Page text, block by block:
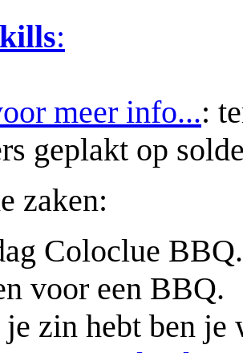
:
meer info...:
geplakt op
zaken:
Coloclue
voor een BBQ.
zin hebt ben je